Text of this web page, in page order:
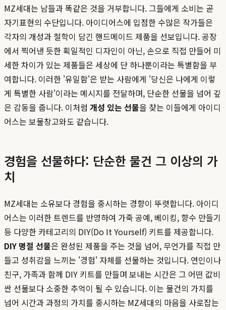
MZ세대는 남들과 똑같은 것을 거부합니다. 그들에게 소비는 곧
자기표현의 수단입니다. 아이디어스에 입점한 수많은 작가들은
각자의 개성과 철학이 담긴 핸드메이드 제품을 선보입니다. 공장
에서 찍어낸 듯한 획일적인 디자인이 아닌, 손으로 직접 만들어 미
세한 차이가 있는 제품들은 세상에 단 하나뿐이라는 특별함을 부
여합니다. 이러한 '유일함'은 받는 사람에게 '당신은 나에게 이렇
게 특별한 사람'이라는 메시지를 전달하며, 단순한 선물을 넘어 깊
은 감동을 줍니다. 이처럼 개성 있는 선물을 찾는 이들에게 아이디
어스는 보물창고와도 같습니다.
경험을 선물하다: 단순한 물건 그 이상의 가
치
MZ세대는 소유보다 경험을 중시하는 경향이 뚜렷합니다. 아이디
어스는 이러한 트렌드를 반영하여 가죽 공예, 베이킹, 향수 만들기
등 다양한 카테고리의 DIY(Do It Yourself) 키트를 제공합니다.
DIY 명절 선물은 완성된 제품을 주는 것을 넘어, 무언가를 직접 만
들고 성취감을 느끼는 '경험' 자체를 선물하는 것입니다. 연인이나
친구, 가족과 함께 DIY 키트를 만들며 보내는 시간은 그 어떤 값비
싼 선물보다 소중한 추억이 될 수 있습니다. 이는 물건의 가치를
넘어 시간과 과정의 가치를 중시하는 MZ세대의 마음을 사로잡는